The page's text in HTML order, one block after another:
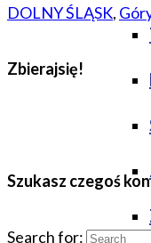
DOLNY ŚLĄSK,
Zbierajsię!
Szukasz czegoś
Search for: